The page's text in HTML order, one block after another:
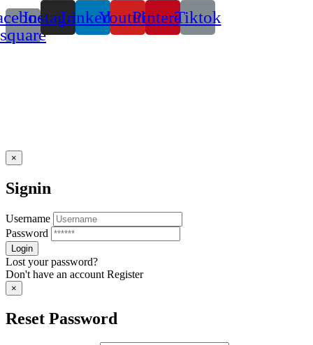
square
InstagramLinkedinYoutubePinterestTiktok
×
Signin
Username
Password
Lost your password?
Don't have an account Register
×
Reset Password